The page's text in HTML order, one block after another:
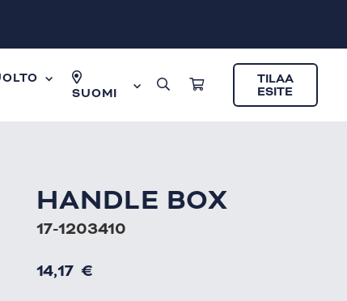
SUOMI
TILAA
ESITE
HANDLE BOX
17-1203410
14,17 €